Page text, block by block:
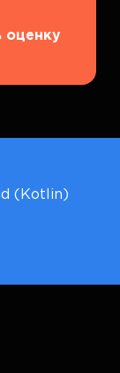
оценку
(Kotlin)